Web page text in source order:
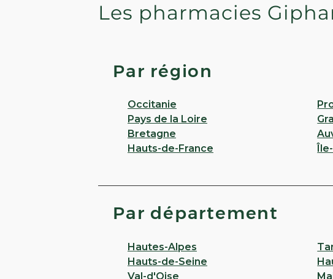
Les pharmacies
Par région
Occitanie
Pays de la Loire
Bretagne
Hauts-de-France
Par département
Hautes-Alpes
Hauts-de-Seine
Val-d'Oise